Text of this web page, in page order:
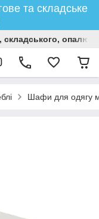
та складське
складського,
Шафи для одягу